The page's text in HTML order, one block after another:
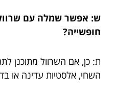
ש: אפשר שמלה עם
חופשייה?
ת: כן, אם השרוול מתוכנן
השחי, אלסטיות עדינה או